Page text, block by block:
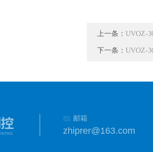
上一条： UVOZ-
下一条： UVOZ-
邮箱
zhiprer@163.com